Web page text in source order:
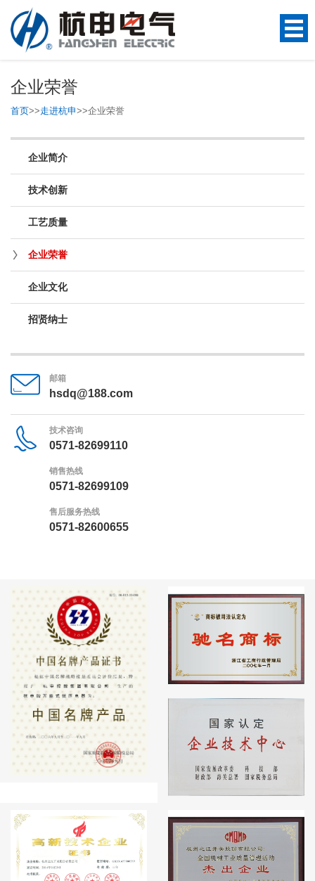
企业荣誉
首页>>走进杭申>>企业荣誉
企业简介
技术创新
工艺质量
企业荣誉
企业文化
招贤纳士
邮箱
hsdq@188.com
技术咨询
0571-82699110
销售热线
0571-82699109
售后服务热线
0571-82600655